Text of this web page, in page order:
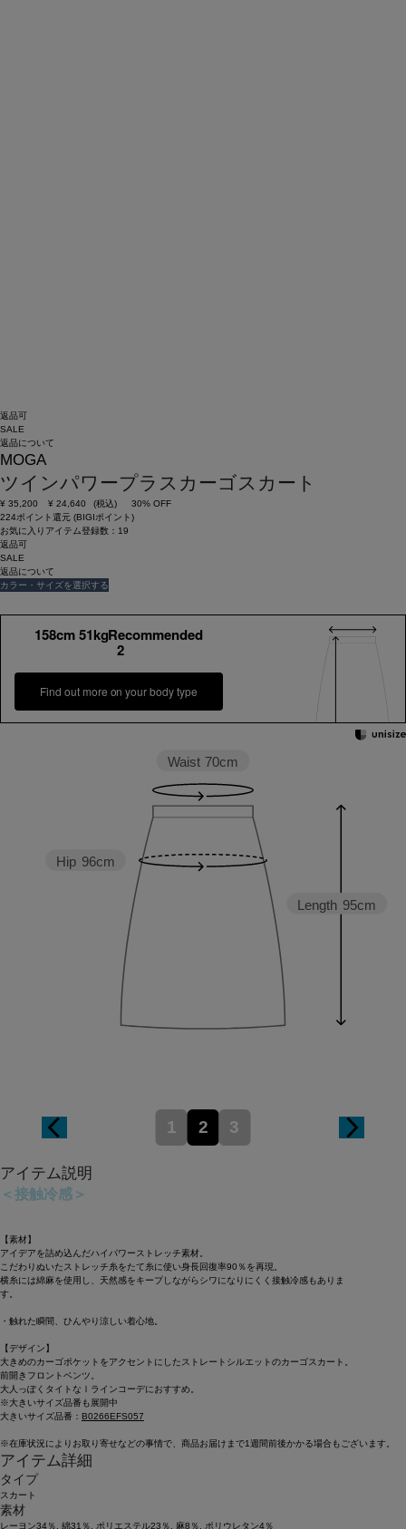
返品可
SALE
返品について
MOGA
ツインパワープラスカーゴスカート
¥ 35,200 ¥ 24,640 (税込)
30% OFF
224ポイント還元 (BIGIポイント)
お気に入りアイテム登録数： 19
返品可
SALE
返品について
カラー・サイズを選択する
158cm 51kgRecommended
2
Find out more on your body type
Length 95cm
Hip 96cm
Waist 70cm
1 2 3
アイテム説明
＜接触冷感＞
【素材】
アイデアを詰め込んだハイパワーストレッチ素材。
こだわりぬいたストレッチ糸をたて糸に使い身長回復率90％を再現。
横糸には綿麻を使用し、天然感をキープしながらシワになりにくく接触冷感もありま
・触れた瞬間、ひんやり涼しい着心地。
【デザイン】
大きめのカーゴポケットをアクセントにしたストレートシルエットのカーゴスカート。
前開きフロントベンツ。
大人っぽくタイトなⅠラインコーデにおすすめ。
※大きいサイズ品番も展開中
大きいサイズ品番： B0266EFS057
※在庫状況によりお取り寄せなどの事情で、商品お届けまで1週間前後かかる場合もございます。
アイテム詳細
タイプ
スカート
素材
レーヨン34％, 綿31％, ポリエステル23％, 麻8％, ポリウレタン4％